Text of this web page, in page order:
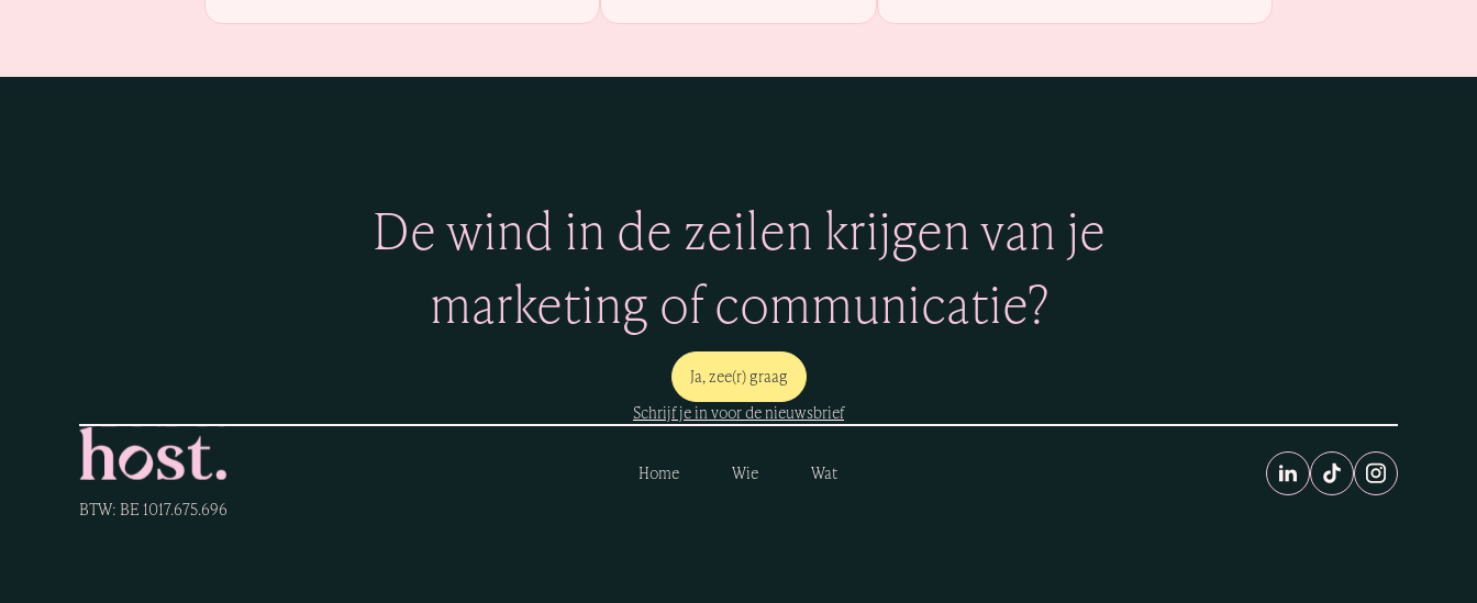
De wind in de zeilen krijgen van je
marketing of communicatie?
Ja, zee(r) graag
Schrijf je in voor de nieuwsbrief
BTW: BE 1017.675.696
Home Wie Wat